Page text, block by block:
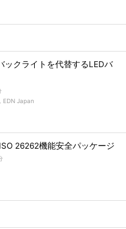
ックライトを代替するLEDバ
EDN Japan
26262機能安全パッケージ